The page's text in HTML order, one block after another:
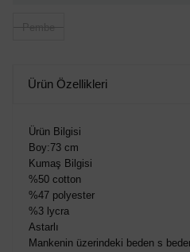
Ürün Özellikleri
Ürün Bilgisi
Boy:73 cm
Kumaş Bilgisi
%50 cotton
%47 polyester
%3 lycra
Astarlı
Mankenin üzerindeki beden s